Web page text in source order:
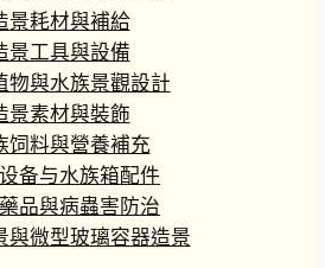
景耗材與補給
景工具與設備
物與水族景觀設計
景素材與裝飾
饲料與營養補充
备与水族箱配件
品與病蟲害防治
與微型玻璃容器造景